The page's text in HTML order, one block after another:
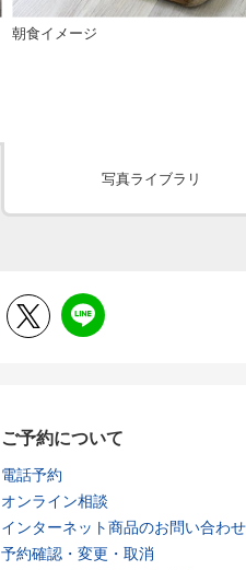
朝食イメージ
写真ライブラリ
ご予約について
電話予約
オンライン相談
インターネット商品のお問い合わせ
予約確認・変更・取消